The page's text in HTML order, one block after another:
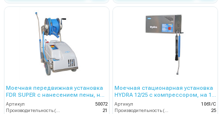
Моечная передвижная установка
FDR SUPER с нанесением пены, на
1 опер.150 бар, 21 л/мин барабаном
Артикул
50072
Производительность (л/мин)
21
Моечная стационарная установка
HYDRA 12/25 с компрессором, на 1
оператора, 12 бар, 25 л/мин.
Артикул
1061/C
Производительность (л/мин)
25